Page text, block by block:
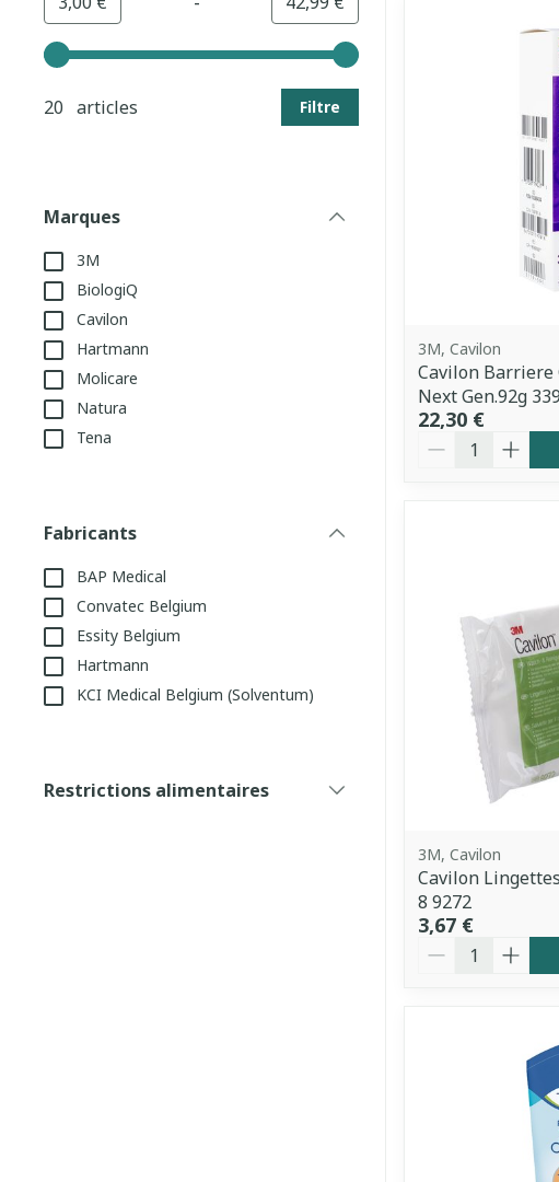
Utilisez les touches fléchées gauche et droite pour ajuster les
20 articles
Filtre
Marques
3M
BiologiQ
Cavilon
Hartmann
Molicare
Natura
Tena
Fabricants
BAP Medical
Convatec Belgium
Essity Belgium
Hartmann
KCI Medical Belgium (Solventum)
Restrictions alimentaires
3M, Cavilon
Cavilon Barriere
Next Gen.92g
22,30 €
Quantité
3M, Cavilon
Cavilon
8 9272
3,67 €
Quantité